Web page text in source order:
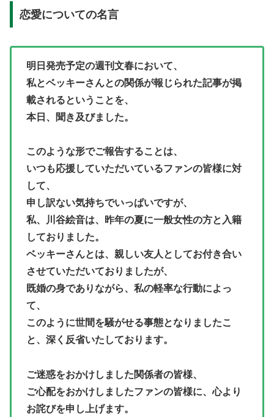
恋愛についての名言
明日発売予定の週刊文春において、
私とベッキーさんとの関係が報じられた記事が掲
載されるということを、
本日、聞き及びました。
このような形でご報告することは、
いつも応援していただいているファンの皆様に対
して、
申し訳ない気持ちでいっぱいですが、
私、川谷絵音は、昨年の夏に一般女性の方と入籍
しておりました。
ベッキーさんとは、親しい友人としてお付き合い
させていただいておりましたが、
既婚の身でありながら、私の軽率な行動によっ
て、
このように世間を騒がせる事態となりましたこ
と、深く反省いたしております。
ご迷惑をおかけしました関係者の皆様、
ご心配をおかけしましたファンの皆様に、心より
お詫びを申し上げます。